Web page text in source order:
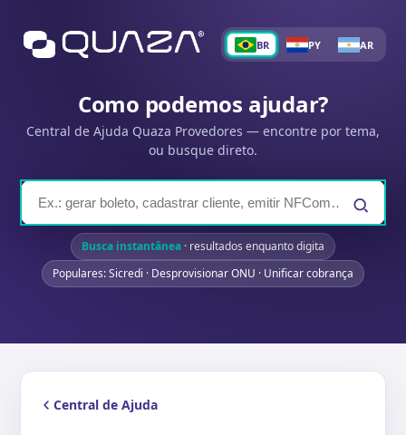
BR PY AR
Como podemos ajudar?
Central de Ajuda Quaza Provedores — encontre por tema,
ou busque direto.
Busca instantânea · resultados enquanto digita
Populares: Sicredi · Desprovisionar ONU · Unificar cobrança
Central de Ajuda